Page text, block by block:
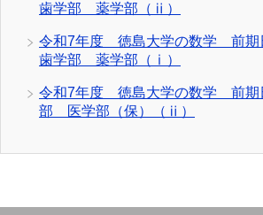
歯学部 薬学部（ⅱ）
令和7年度 徳島大学の数学 前
歯学部 薬学部（ⅰ）
令和7年度 徳島大学の数学 前
部 医学部（保）（ⅱ）